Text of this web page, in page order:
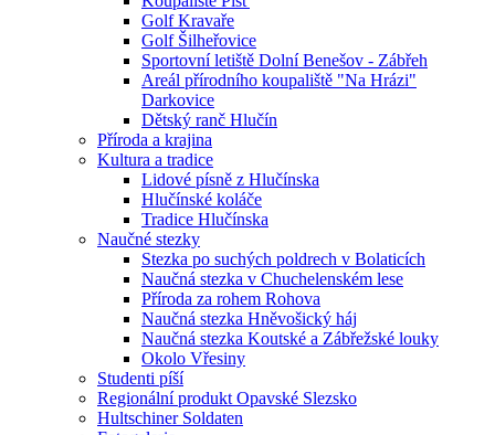
Golf Kravaře
Golf Šilheřovice
Sportovní letiště Dolní Benešov - Zábřeh
Areál přírodního koupaliště "Na Hrázi"
Darkovice
Dětský ranč Hlučín
Příroda a krajina
Kultura a tradice
Lidové písně z Hlučínska
Hlučínské koláče
Tradice Hlučínska
Naučné stezky
Stezka po suchých poldrech v Bolaticích
Naučná stezka v Chuchelenském lese
Příroda za rohem Rohova
Naučná stezka Hněvošický háj
Naučná stezka Koutské a Zábřežské louky
Okolo Vřesiny
Studenti píší
Regionální produkt Opavské Slezsko
Hultschiner Soldaten